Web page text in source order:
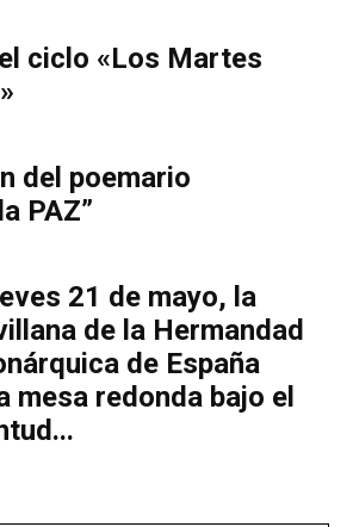
ciclo «Los Martes
del poemario
PAZ”
21 de mayo, la
de la Hermandad
de España
mesa redonda bajo el